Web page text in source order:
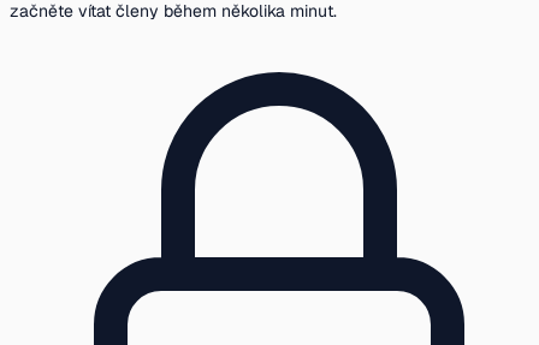
začněte vítat členy během několika minut.